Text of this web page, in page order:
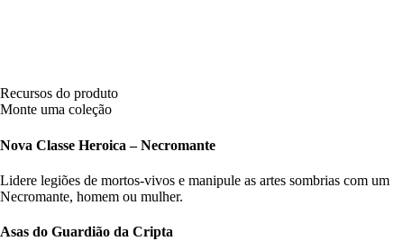
Recursos do produto
Monte uma coleção
Nova Classe Heroica – Necromante
Lidere legiões de mortos-vivos e manipule as artes sombrias com um
Necromante, homem ou mulher.
Asas do Guardião da Cripta